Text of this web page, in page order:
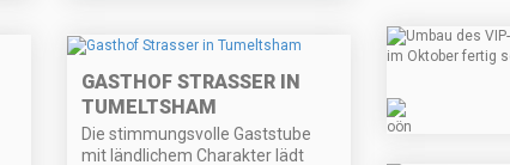
GASTHOF STRASSER IN
TUMELTSHAM
Die stimmungsvolle Gaststube
mit ländlichem Charakter lädt